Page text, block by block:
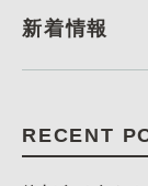
新着情報
RECENT